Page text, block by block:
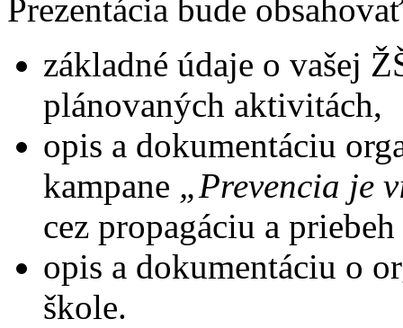
Prezentácia bude
základné údaje o vašej
plánovaných aktivitách,
opis a dokumentáciu
kampane „Prevencia je
cez propagáciu a
opis a dokumentáciu o
škole.